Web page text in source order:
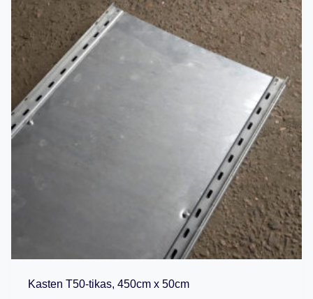
Kasten T50-tikas, 450cm x 50cm